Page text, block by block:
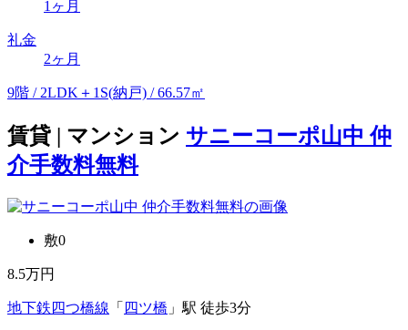
1ヶ月
礼金
2ヶ月
9階 / 2LDK＋1S(納戸) / 66.57㎡
賃貸 | マンション サニーコーポ山中 仲
介手数料無料
敷0
8.5万円
地下鉄四つ橋線 「 四ツ橋 」駅 徒歩3分